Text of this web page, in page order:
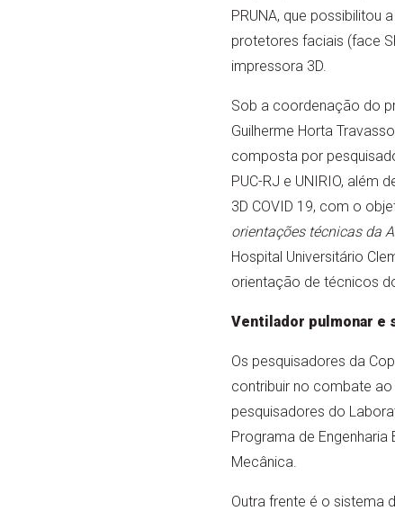
PRUNA, que possibilitou
protetores faciais (face
impressora 3D.
Sob a coordenação do
Guilherme Horta
composta por
PUC-RJ e UNIRIO, além
3D COVID 19, com o
orientações técnicas da
Hospital Universitário
orientação de técnicos
Ventilador pulmonar e
Os pesquisadores da
contribuir no combate
pesquisadores do
Programa de
Mecânica.
Outra frente é o sistema